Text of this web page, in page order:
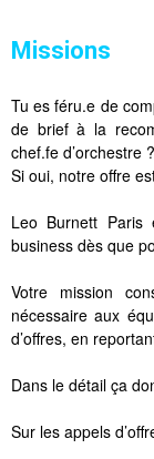
Missions
Tu es féru.e de
de brief à la
chef.fe d’orchestre ?
Si oui, notre offre
Leo Burnett
business dès que
Votre mission
nécessaire aux
d’offres, en
Dans le détail ça
Sur les appels